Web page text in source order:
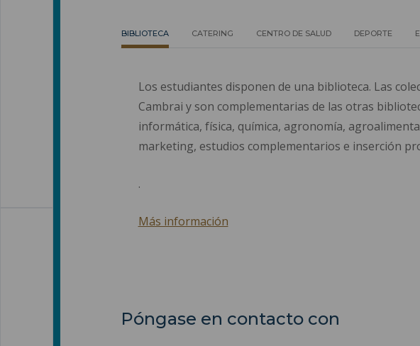
BIBLIOTECA CATERING CENTRO DE SALUD DEPORTE
Los estudiantes disponen de una biblioteca. Las
Cambrai y son complementarias de las otras
informática, física, química, agronomía,
marketing, estudios complementarios e inserción
.
Más información
Póngase en contacto con